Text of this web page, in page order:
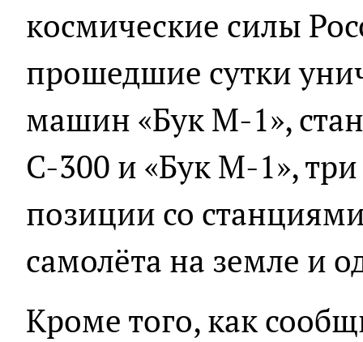
космические силы
прошедшие сутки
машин «Бук М-1»,
С-300 и «Бук М-1»,
позиции со
самолёта на земле и
Кроме того, как